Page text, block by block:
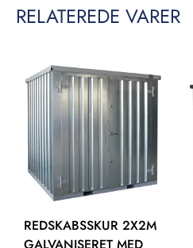
RELATEREDE VARER
REDSKABSSKUR 2X2M
GALVANISERET MED